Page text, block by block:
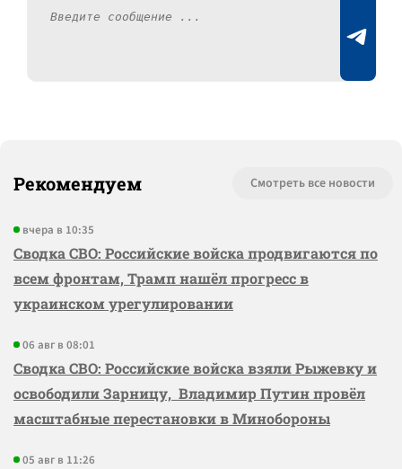
Рекомендуем Смотреть все новости
вчера в 10:35
Сводка СВО: Российские войска продвигаются по
всем фронтам, Трамп нашёл прогресс в
украинском урегулировании
06 авг в 08:01
Сводка СВО: Российские войска взяли Рыжевку и
освободили Зарницу, Владимир Путин провёл
масштабные перестановки в Минобороны
05 авг в 11:26